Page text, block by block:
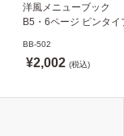
洋風メニューブック
B5・6ページ ピンタイ
ニュー6P えいむ(Aim)
BB-502
¥2,002 (税込)